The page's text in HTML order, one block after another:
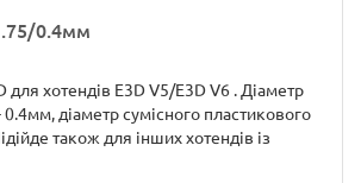
0.4мм
для хотендів E3D V5/E3D V6 . Діаметр
0.4мм, діаметр сумісного пластикового
також для інших хотендів із